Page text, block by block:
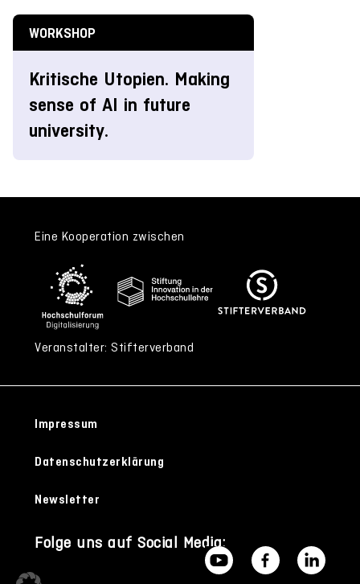
WORKSHOP
Kritische Utopien. Making
sense of AI in future
university.
Eine Kooperation zwischen
Veranstalter: Stifterverband
Impressum
Datenschutzerklärung
Newsletter
Folge uns auf Social Media: